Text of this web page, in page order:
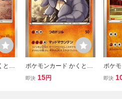
とう
ポケモンカード かくとう
サイドン 032/060 アンコ
即決 15円
ポケ
ヌオ
即決